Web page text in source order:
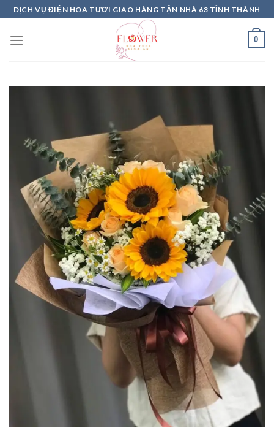
Skip
to
content
DỊCH VỤ ĐIỆN HOA TƯƠI GIAO HÀNG TẬN NHÀ 63 TỈNH THÀNH
0